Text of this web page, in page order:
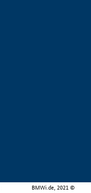
BMWi.de, 2021 ©